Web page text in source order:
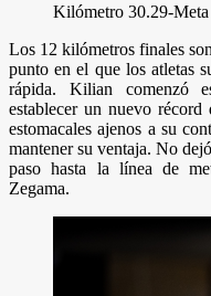
Kilómetro 30.29-
Los 12 kilómetros finales
punto en el que los atletas
rápida. Kilian comenzó
establecer un nuevo
estomacales ajenos a su
mantener su ventaja. No
paso hasta la línea de
Zegama.